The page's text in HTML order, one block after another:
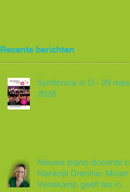
Recente berichten
Symfonica in D - 29 maart
2026
Nieuwe piano-docente bij
Klankrijk Drenthe: Mirjam
Venekamp geeft les in